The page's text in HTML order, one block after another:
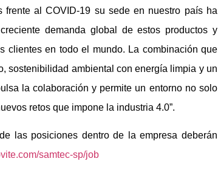
al COVID-19 su sede en nuestro país ha
demanda global de estos productos y
clientes en todo el mundo. La combinación que
sostenibilidad ambiental con energía limpia y un
la colaboración y permite un entorno no solo
retos que impone la industria 4.0”.
las posiciones dentro de la empresa deberán
samtec-sp/job